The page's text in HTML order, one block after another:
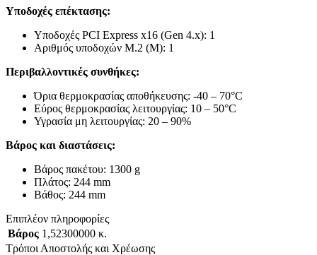
Υποδοχές επέκτασης:
Υποδοχές PCI Express x16 (Gen 4.x): 1
Αριθμός υποδοχών M.2 (M): 1
Περιβαλλοντικές συνθήκες:
Όρια θερμοκρασίας αποθήκευσης: -40 – 70°C
Εύρος θερμοκρασίας λειτουργίας: 10 – 50°C
Υγρασία μη λειτουργίας: 20 – 90%
Βάρος και διαστάσεις:
Βάρος πακέτου: 1300 g
Πλάτος: 244 mm
Βάθος: 244 mm
Επιπλέον πληροφορίες
Βάρος 1,52300000 κ.
Τρόποι Αποστολής και Χρέωσης